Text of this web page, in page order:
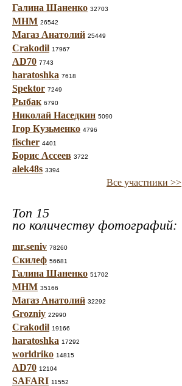
Галина Шаненко 32703
МНМ 26542
Магаз Анатолий 25449
Crakodil 17967
AD70 7743
haratoshka 7618
Spektor 7249
Рыбак 6790
Николай Наседкин 5090
Ігор Кузьменко 4796
fischer 4401
Борис Ассеев 3722
alek48s 3394
Все участники >>
Топ 15
по количеству фотографий:
mr.seniv 78260
Скилеф 56681
Галина Шаненко 51702
МНМ 35166
Магаз Анатолий 32292
Grozniy 22990
Crakodil 19166
haratoshka 17292
worldriko 14815
AD70 12104
SAFARI 11552